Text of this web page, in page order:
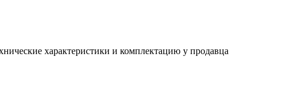
характеристики и комплектацию у продавца